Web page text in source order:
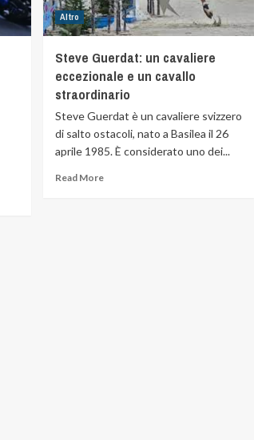
Altro
Steve Guerdat: un cavaliere
eccezionale e un cavallo
straordinario
Steve Guerdat è un cavaliere svizzero
di salto ostacoli, nato a Basilea il 26
aprile 1985. È considerato uno dei...
Read More